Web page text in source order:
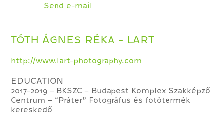
Send e-mail
TÓTH ÁGNES RÉKA - LART
http://www.lart-photography.com
EDUCATION
2017-2019 – BKSZC – Budapest Komplex Szakképző
Centrum – “Práter” Fotográfus és fotótermék
kereskedő